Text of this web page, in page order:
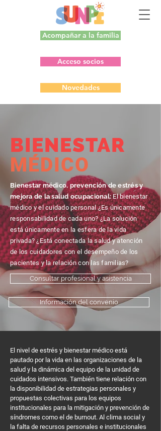
Acompañar a la familia
Acceso socios
Novedades
BIENESTAR
MÉDICO
Bienestar médico, prevención de estrés y
mejora de la salud ocupacional:El bienestar
médico y el cuidado personal ¿Es únicamente
responsabilidad de cada uno? ¿La solución
está únicamente en la esfera de la vida
privada? ¿Está conectada la salud y atención
de los cuidadores con el desempeño de los
pacientes y la relación con las familias?
Consultar profesional y asistencia
Información del convenio
El nivel de estrés y bienestar médico está
pautado por la vida en las organizaciones de la
salud y la dinámica del equipo de la unidad de
cuidados intensivos. También tiene relación con
la disponibilidad de estrategias personales y
propuestas colectivas para los equipos
institucionales para la mitigación y prevención de
síndromes como el de burnout. Al clima social y
la falta de recursos personales e institucionales